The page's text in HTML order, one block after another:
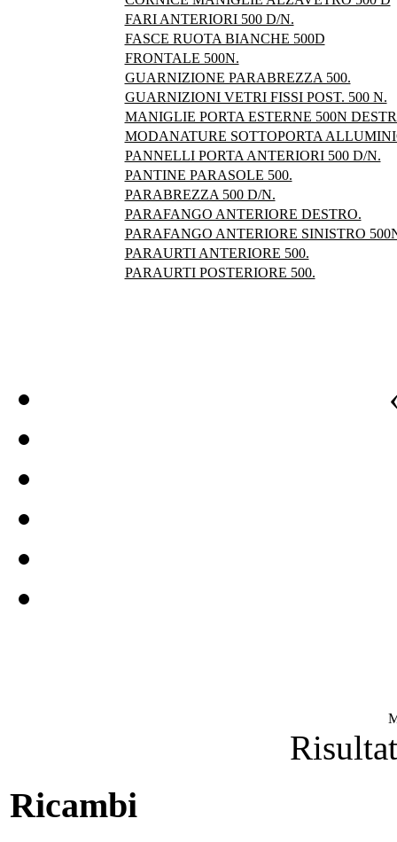
FARI ANTERIORI 500 D/N.
FASCE RUOTA BIANCHE 500D
FRONTALE 500N.
GUARNIZIONE PARABREZZA 500.
GUARNIZIONI VETRI FISSI POST. 500 N.
MANIGLIE PORTA ESTERNE 500N
MODANATURE SOTTOPORTA
PANNELLI PORTA ANTERIORI 500 D/N.
PANTINE PARASOLE 500.
PARABREZZA 500 D/N.
PARAFANGO ANTERIORE DESTRO.
PARAFANGO ANTERIORE SINISTRO
PARAURTI ANTERIORE 500.
PARAURTI POSTERIORE 500.
Ricambi